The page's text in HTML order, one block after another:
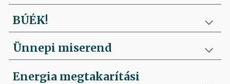
BÚÉK!
Ünnepi miserend
Energia megtakarítási